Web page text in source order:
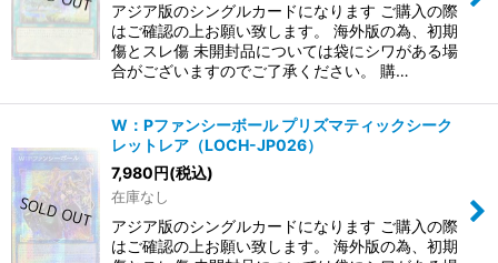
アジア版のシングルカードになります ご購入の際
はご確認の上お願い致します。 海外版の為、初期
傷とスレ傷 未開封品については袋にシワがある場
合がございますのでご了承ください。 購…
W：Pファンシーボール プリズマティックシーク
レットレア（LOCH-JP026）
7,980円(税込)
在庫なし
アジア版のシングルカードになります ご購入の際
はご確認の上お願い致します。 海外版の為、初期